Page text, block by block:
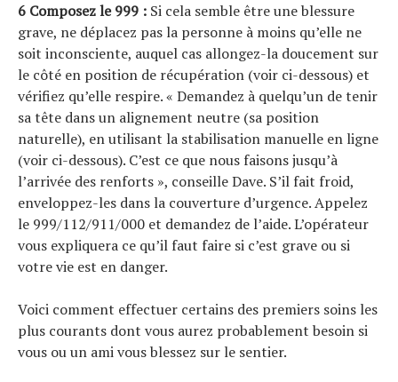
6 Composez le 999 : Si cela semble être une blessure
grave, ne déplacez pas la personne à moins qu’elle ne
soit inconsciente, auquel cas allongez-la doucement sur
le côté en position de récupération (voir ci-dessous) et
vérifiez qu’elle respire. « Demandez à quelqu’un de tenir
sa tête dans un alignement neutre (sa position
naturelle), en utilisant la stabilisation manuelle en ligne
(voir ci-dessous). C’est ce que nous faisons jusqu’à
l’arrivée des renforts », conseille Dave. S’il fait froid,
enveloppez-les dans la couverture d’urgence. Appelez
le 999/112/911/000 et demandez de l’aide. L’opérateur
vous expliquera ce qu’il faut faire si c’est grave ou si
votre vie est en danger.
Voici comment effectuer certains des premiers soins les
plus courants dont vous aurez probablement besoin si
vous ou un ami vous blessez sur le sentier.